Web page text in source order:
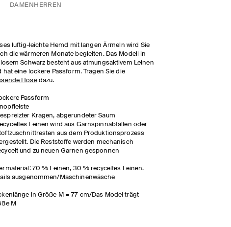
DAMEN HERREN
luftig-leichte Hemd mit langen Ärmeln wird Sie
die wärmeren Monate begleiten. Das Modell in
Schwarz besteht aus atmungsaktivem Leinen
hat eine lockere Passform. Tragen Sie die
Hosedazu.
Passform
Kragen, abgerundeter Saum
Leinen wird aus Garnspinnabfällen oder
aus dem Produktionsprozess
Die Reststoffe werden mechanisch
und zu neuen Garnen gesponnen
70 % Leinen, 30 % recyceltes Leinen.
ausgenommen/Maschinenwäsche
in Größe M = 77 cm/Das Model trägt
M